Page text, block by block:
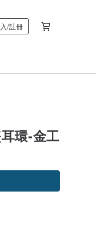
/註冊
環-金工